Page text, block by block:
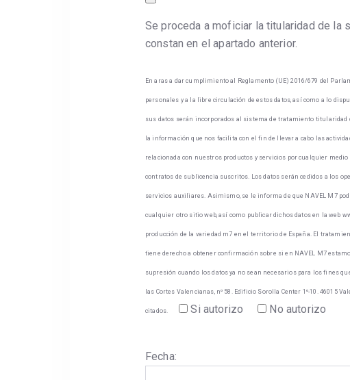
Se proceda a moficiar la titularidad de la
constan en el apartado anterior.
En aras a dar cumplimiento al Reglamento (UE) 2016/679 del
personales y a la libre circulación de estos datos, así como a lo
sus datos serán incorporados al sistema de tratamiento titularidad
la información que nos facilita con el fin de llevar a cabo las
relacionada con nuestros productos y servicios por cualquier
contratos de sublicencia suscritos. Los datos serán cedidos a los
servicios auxiliares. Asimismo, se le informa de que NAVEL M7
cualquier otro sitio web, así como publicar dichos datos en la web
producción de la variedad m7 en el territorio de España. El
tiene derecho a obtener confirmación sobre si en NAVEL M7
supresión cuando los datos ya no sean necesarios para los fines
las Cortes Valencianas, nº 58. Edificio Sorolla Center 1º-10.
citados. Si autorizo No autorizo
Fecha: